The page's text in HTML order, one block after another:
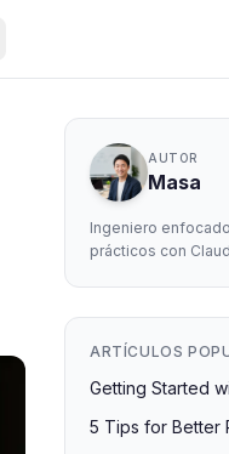
AUTOR
Masa
Ingeniero
prácticos con
ARTÍCULOS
Getting Started
5 Tips for Better